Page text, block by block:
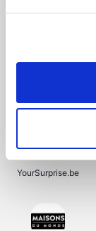
Shein
YourSurprise.be